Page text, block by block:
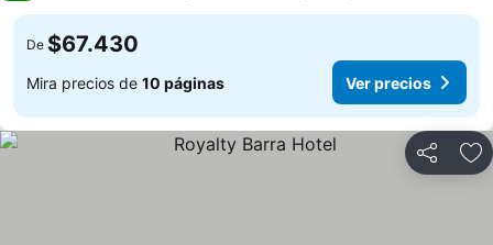
De $67.430
Mira precios de 10 páginas Ver precios
Compartir